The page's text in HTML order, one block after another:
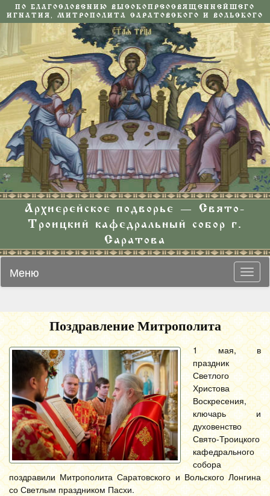
ПО БЛАГОСЛОВЕНИЮ ВЫСОКОПРЕОСВЯЩЕННЕЙШЕГО
ИГНАТИЯ, МИТРОПОЛИТА САРАТОВСКОГО И ВОЛЬСКОГО
Архиерейское подворье — Свято-
Троицкий кафедральный собор г.
Саратова
Меню
Поздравление Митрополита
1 мая, в
праздник
Светлого
Христова
Воскресения,
ключарь и
духовенство
Свято-Троицкого
кафедрального
собора
поздравили Митрополита Саратовского и Вольского Лонгина
со Светлым праздником Пасхи.